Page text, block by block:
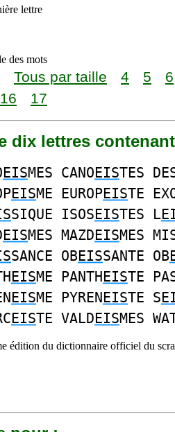
lettre
des mots
Tous par taille 4 5 6
16 17
dix lettres
EISMES CANOEISTES
EISME EUROPEISTE
SIQUE ISOSEISTES L
EISMES MAZDEISMES
SANCE OBEISSANTE OB
EISME PANTHEISTE
EISME PYRENEISTE S
EISTE VALDEISMES
édition du dictionnaire officiel du